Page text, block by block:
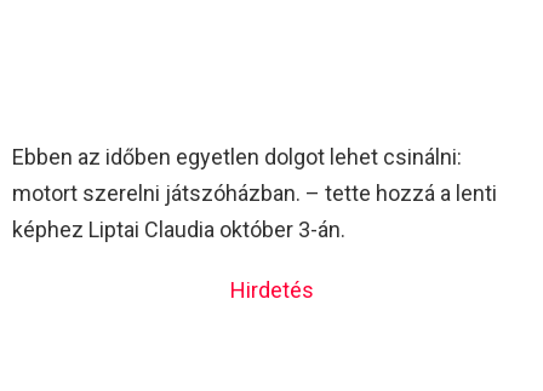
Ebben az időben egyetlen dolgot lehet csinálni:
motort szerelni játszóházban. – tette hozzá a lenti
képhez Liptai Claudia október 3-án.
Hirdetés